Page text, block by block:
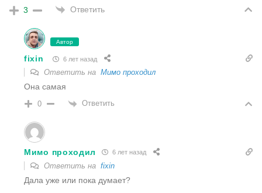
3 Ответить
Автор
fixin 6 лет назад
Ответить на Мимо проходил
Она самая
0 Ответить
Мимо проходил 6 лет назад
Ответить на fixin
Дала уже или пока думает?